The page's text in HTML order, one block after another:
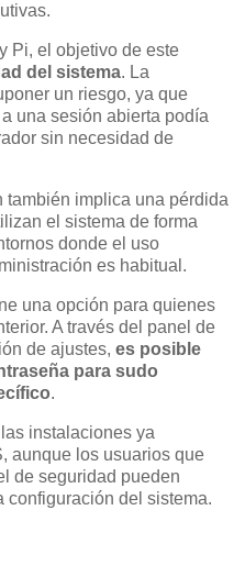
Pi, el objetivo de este
del sistema. La
un riesgo, ya que
una sesión abierta podía
sin necesidad de
también implica una pérdida
el sistema de forma
donde el uso
es habitual.
una opción para quienes
A través del panel de
de ajustes, es posible
para sudo
.
instalaciones ya
aunque los usuarios que
de seguridad pueden
configuración del sistema.